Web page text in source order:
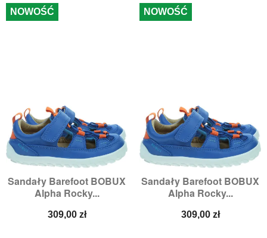
Sandały Barefoot BOBUX
Alpha Rocky...
Cena
309,00 zł
NOWOŚĆ
Sandały Barefoot BOBUX
Alpha Rocky...
Cena
309,00 zł
NOWOŚĆ